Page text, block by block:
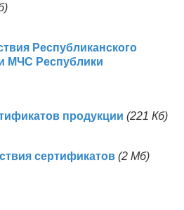
Республиканского
МЧС Республики
продукции (221 Кб)
сертификатов (2 Mб)